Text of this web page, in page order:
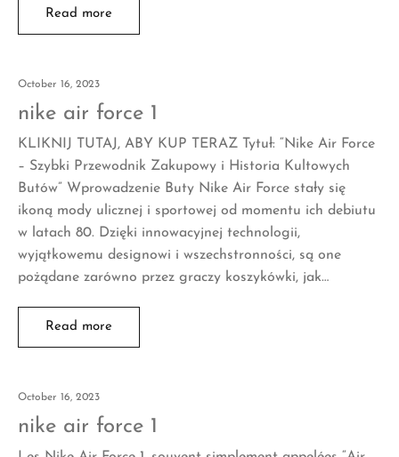
Read more
October 16, 2023
nike air force 1
KLIKNIJ TUTAJ, ABY KUP TERAZ Tytuł: “Nike Air Force
– Szybki Przewodnik Zakupowy i Historia Kultowych
Butów” Wprowadzenie Buty Nike Air Force stały się
ikoną mody ulicznej i sportowej od momentu ich debiutu
w latach 80. Dzięki innowacyjnej technologii,
wyjątkowemu designowi i wszechstronności, są one
pożądane zarówno przez graczy koszykówki, jak…
Read more
October 16, 2023
nike air force 1